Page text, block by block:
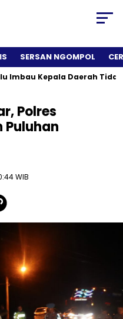
SERSAN NGOMPOL
Kepala Daerah Tidak
Polres
Puluhan
WIB